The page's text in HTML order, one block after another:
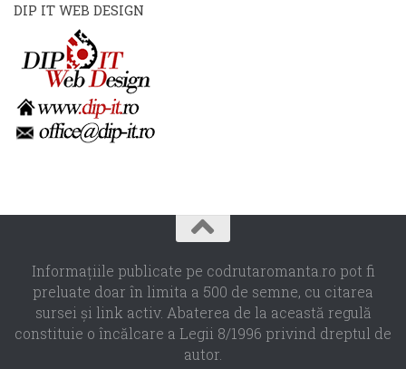
DIP IT WEB DESIGN
Informaţiile publicate pe codrutaromanta.ro pot fi
preluate doar în limita a 500 de semne, cu citarea
sursei şi link activ. Abaterea de la această regulă
constituie o încălcare a Legii 8/1996 privind dreptul de
autor.